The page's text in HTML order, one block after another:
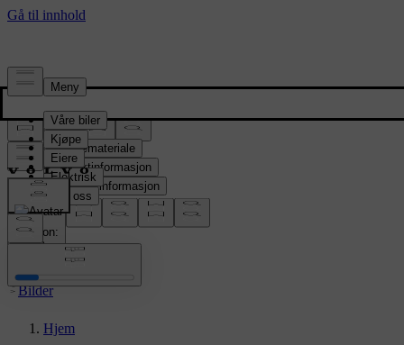
Presserom
Pressemateriale
Produktinformasjon
Selskapsinformasjon
Mediekontakter
location:
NO
Bilder
Hjem